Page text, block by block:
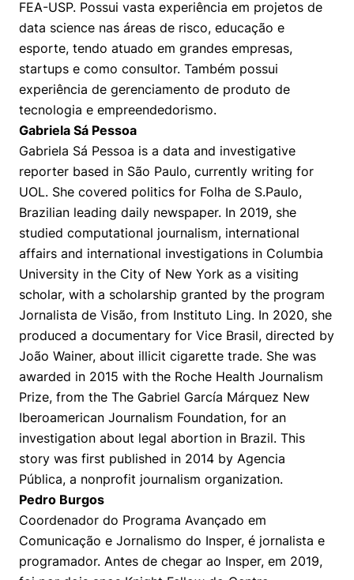
FEA-USP. Possui vasta experiência em projetos de
data science nas áreas de risco, educação e
esporte, tendo atuado em grandes empresas,
startups e como consultor. Também possui
experiência de gerenciamento de produto de
tecnologia e empreendedorismo.
Gabriela Sá Pessoa
Gabriela Sá Pessoa is a data and investigative
reporter based in São Paulo, currently writing for
UOL. She covered politics for Folha de S.Paulo,
Brazilian leading daily newspaper. In 2019, she
studied computational journalism, international
affairs and international investigations in Columbia
University in the City of New York as a visiting
scholar, with a scholarship granted by the program
Jornalista de Visão, from Instituto Ling. In 2020, she
produced a documentary for Vice Brasil, directed by
João Wainer, about illicit cigarette trade. She was
awarded in 2015 with the Roche Health Journalism
Prize, from the The Gabriel García Márquez New
Iberoamerican Journalism Foundation, for an
investigation about legal abortion in Brazil. This
story was first published in 2014 by Agencia
Pública, a nonprofit journalism organization.
Pedro Burgos
Coordenador do Programa Avançado em
Comunicação e Jornalismo do Insper, é jornalista e
programador. Antes de chegar ao Insper, em 2019,